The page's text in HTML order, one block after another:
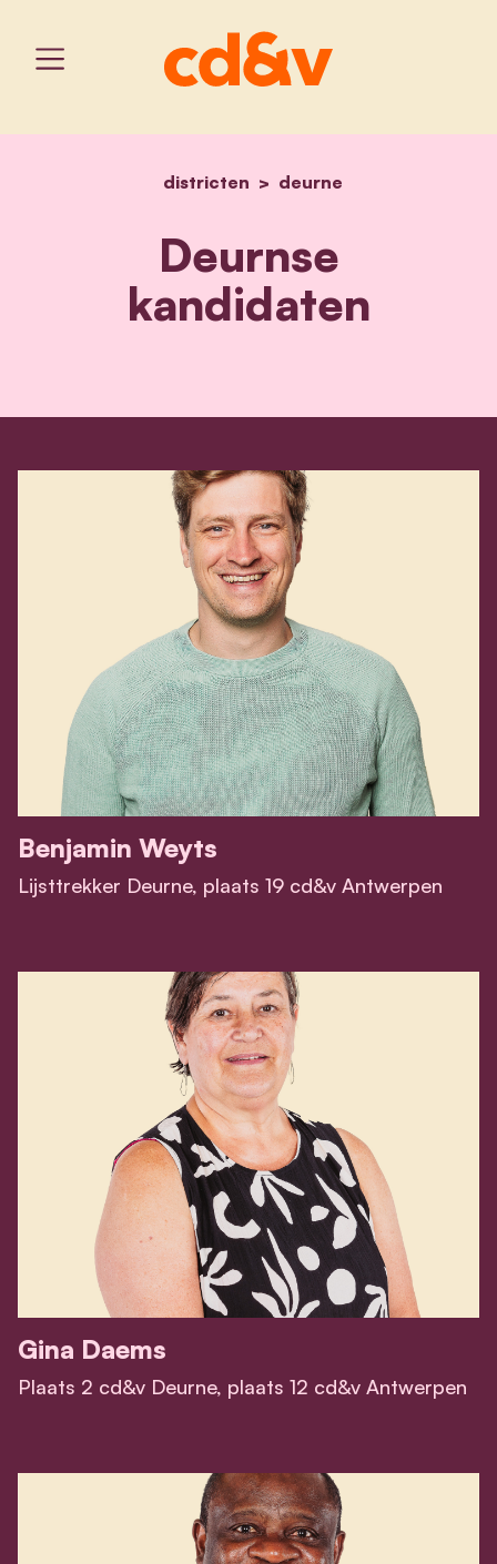
home
districten deurne
deurnse kandidaten
Deurnse
kandidaten
Benjamin Weyts
Lijsttrekker Deurne, plaats 19 cd&v Antwerpen
Gina Daems
Plaats 2 cd&v Deurne, plaats 12 cd&v Antwerpen